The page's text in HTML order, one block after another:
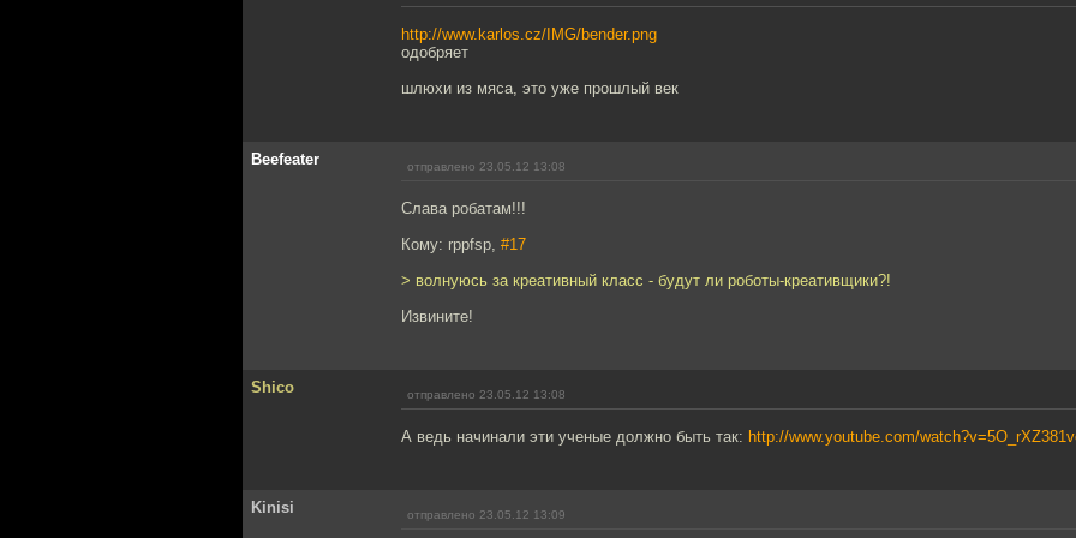
http://www.karlos.cz/IMG/bender.png
одобряет
шлюхи из мяса, это уже прошлый век
Beefeater отправлено 23.05.12 13:08
Слава робатам!!!
Кому: rppfsp, #17
> волнуюсь за креативный класс - будут ли роботы-креативщики?!
Извините!
Shico отправлено 23.05.12 13:08
А ведь начинали эти ученые должно быть так: http://www.youtube.com/
Kinisi отправлено 23.05.12 13:09